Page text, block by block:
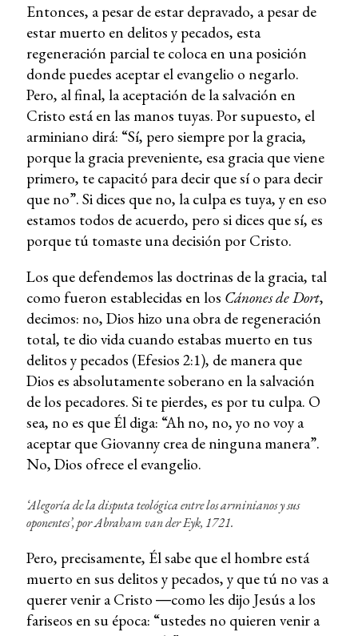
Entonces, a pesar de estar depravado, a pesar de
estar muerto en delitos y pecados, esta
regeneración parcial te coloca en una posición
donde puedes aceptar el evangelio o negarlo.
Pero, al final, la aceptación de la salvación en
Cristo está en las manos tuyas. Por supuesto, el
arminiano dirá: “Sí, pero siempre por la gracia,
porque la gracia preveniente, esa gracia que viene
primero, te capacitó para decir que sí o para decir
que no”. Si dices que no, la culpa es tuya, y en eso
estamos todos de acuerdo, pero si dices que sí, es
porque tú tomaste una decisión por Cristo.
Los que defendemos las doctrinas de la gracia, tal
como fueron establecidas en los Cánones de Dort,
decimos: no, Dios hizo una obra de regeneración
total, te dio vida cuando estabas muerto en tus
delitos y pecados (Efesios 2:1), de manera que
Dios es absolutamente soberano en la salvación
de los pecadores. Si te pierdes, es por tu culpa. O
sea, no es que Él diga: “Ah no, no, yo no voy a
aceptar que Giovanny crea de ninguna manera”.
No, Dios ofrece el evangelio.
‘Alegoría de la disputa teológica entre los arminianos y sus
oponentes’, por Abraham van der Eyk, 1721.
Pero, precisamente, Él sabe que el hombre está
muerto en sus delitos y pecados, y que tú no vas a
querer venir a Cristo ―como les dijo Jesús a los
fariseos en su época: “ustedes no quieren venir a